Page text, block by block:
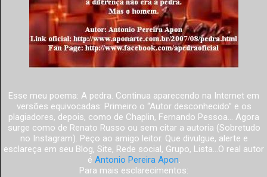
Esse meu poema: A pedra. Continua aparecendo na Internet em
versões equivocadas: Primeiro o “Autor desconhecido” e os
plagiadores, depois, como de Chaplin, Fernando Pessoa... Agora
surge como de Renato Russo ou sem citar a autoria (Sobretudo
no Instagram). Peço ao amigo leitor. Que divulgue, alerte e
esclareça em seu Blog, Site, Rede social, Grupo, Lista...O real autor
é Antonio Pereira Apon.
Para mais esclarecimentos: